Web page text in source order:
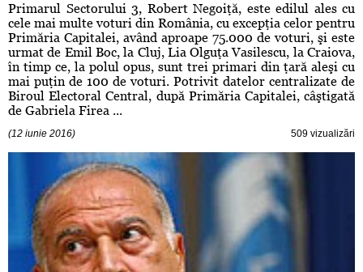
Primarul Sectorului 3, Robert Negoiţă, este edilul ales cu
cele mai multe voturi din România, cu excepţia celor pentru
Primăria Capitalei, având aproape 75.000 de voturi, şi este
urmat de Emil Boc, la Cluj, Lia Olguţa Vasilescu, la Craiova,
în timp ce, la polul opus, sunt trei primari din ţară aleşi cu
mai puţin de 100 de voturi. Potrivit datelor centralizate de
Biroul Electoral Central, după Primăria Capitalei, câştigată
de Gabriela Firea ...
(12 iunie 2016) 509 vizualizări